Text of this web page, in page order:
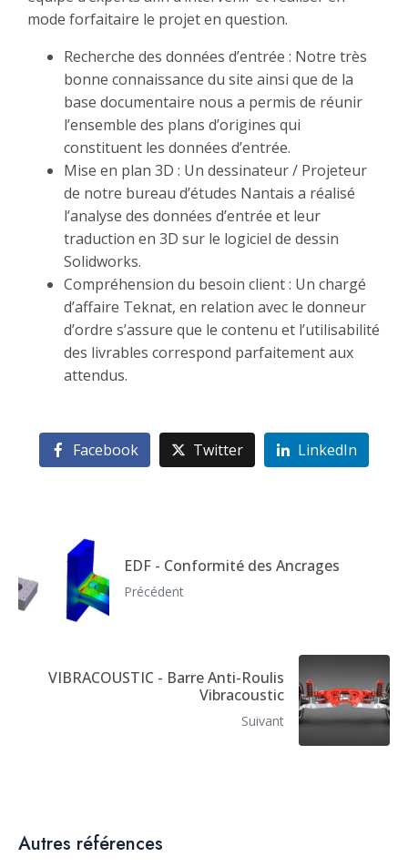
mode forfaitaire le projet en question.
Recherche des données d’entrée : Notre très
bonne connaissance du site ainsi que de la
base documentaire nous a permis de réunir
l’ensemble des plans d’origines qui
constituent les données d’entrée.
Mise en plan 3D : Un dessinateur / Projeteur
de notre bureau d’études Nantais a réalisé
l’analyse des données d’entrée et leur
traduction en 3D sur le logiciel de dessin
Solidworks.
Compréhension du besoin client : Un chargé
d’affaire Teknat, en relation avec le donneur
d’ordre s’assure que le contenu et l’utilisabilité
des livrables correspond parfaitement aux
attendus.
Facebook Twitter LinkedIn
EDF - Conformité des Ancrages
Précédent
VIBRACOUSTIC - Barre Anti-Roulis
Vibracoustic
Suivant
Autres références